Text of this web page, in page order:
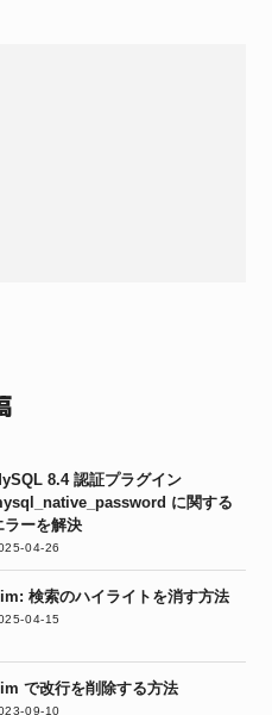
8.4 認証プラグイン
に関する
ラーを解決
04-26
検索のハイライトを消す方法
04-15
で改行を削除する方法
09-10